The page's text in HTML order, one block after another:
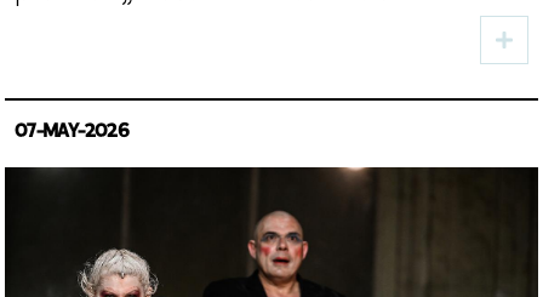
Antalya Theater Festival
07-MAY-2026